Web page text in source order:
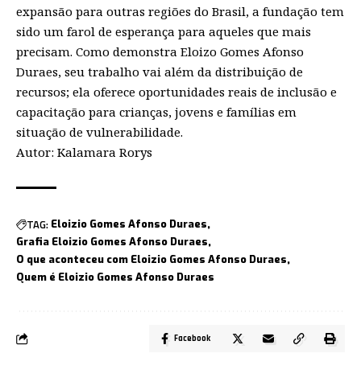
expansão para outras regiões do Brasil, a fundação tem
sido um farol de esperança para aqueles que mais
precisam. Como demonstra Eloizo Gomes Afonso
Duraes, seu trabalho vai além da distribuição de
recursos; ela oferece oportunidades reais de inclusão e
capacitação para crianças, jovens e famílias em
situação de vulnerabilidade.
Autor: Kalamara Rorys
TAG: Eloizio Gomes Afonso Duraes
Grafia Eloizio Gomes Afonso Duraes
O que aconteceu com Eloizio Gomes Afonso Duraes
Quem é Eloizio Gomes Afonso Duraes
Facebook